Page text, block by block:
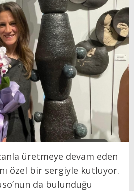
üretmeye devam eden
özel bir sergiyle kutluyor.
da bulunduğu